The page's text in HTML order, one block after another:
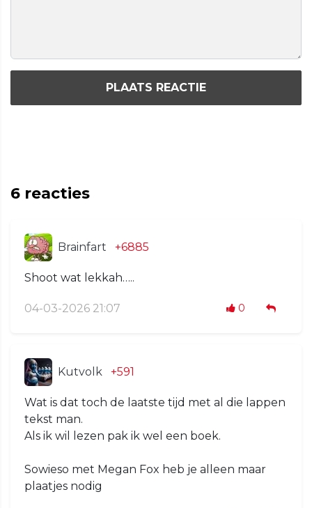
PLAATS REACTIE
6 reacties
Brainfart +6885
Shoot wat lekkah…..
04-03-2026 21:07 0
Kutvolk +591
Wat is dat toch de laatste tijd met al die lappen
tekst man.
Als ik wil lezen pak ik wel een boek.
Sowieso met Megan Fox heb je alleen maar
plaatjes nodig